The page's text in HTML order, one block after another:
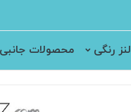
لنز رنگی محصولات جانبی